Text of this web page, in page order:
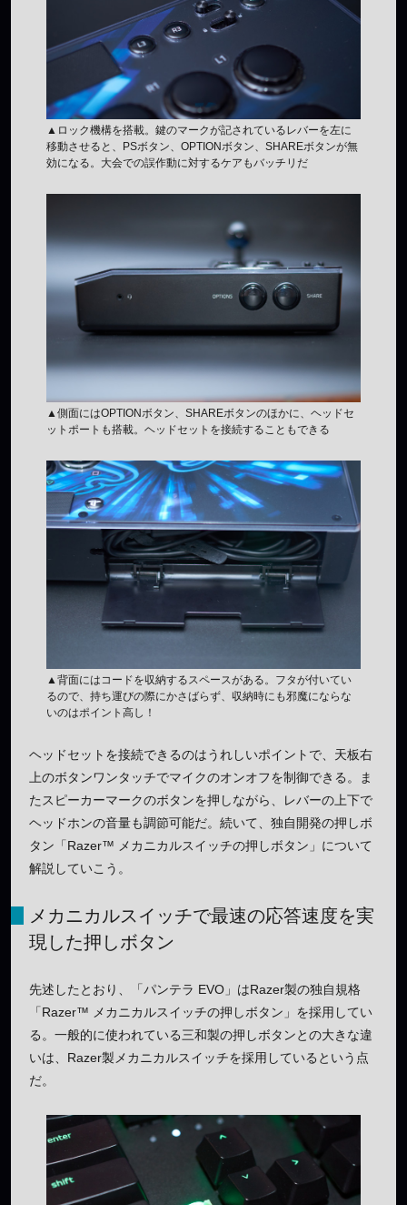
▲ロック機構を搭載。鍵のマークが記されているレバーを左に
移動させると、PSボタン、OPTIONボタン、SHAREボタンが無
効になる。大会での誤作動に対するケアもバッチリだ
▲側面にはOPTIONボタン、SHAREボタンのほかに、ヘッドセ
ットポートも搭載。ヘッドセットを接続することもできる
▲背面にはコードを収納するスペースがある。フタが付いてい
るので、持ち運びの際にかさばらず、収納時にも邪魔にならな
いのはポイント高し！
ヘッドセットを接続できるのはうれしいポイントで、天板右
上のボタンワンタッチでマイクのオンオフを制御できる。ま
たスピーカーマークのボタンを押しながら、レバーの上下で
ヘッドホンの音量も調節可能だ。続いて、独自開発の押しボ
タン「Razer™ メカニカルスイッチの押しボタン」について
解説していこう。
メカニカルスイッチで最速の応答速度を実
現した押しボタン
先述したとおり、「パンテラ EVO」はRazer製の独自規格
「Razer™ メカニカルスイッチの押しボタン」を採用してい
る。一般的に使われている三和製の押しボタンとの大きな違
いは、Razer製メカニカルスイッチを採用しているという点
だ。